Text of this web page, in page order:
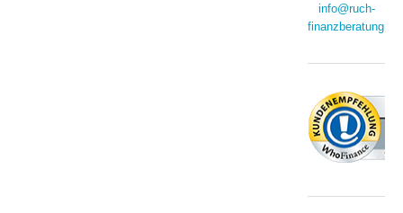
info@ruch-
finanzberatung.de